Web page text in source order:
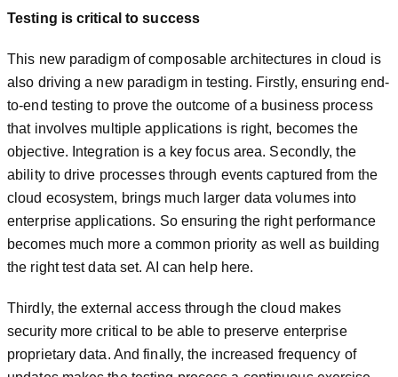
Testing is critical to success
This new paradigm of composable architectures in cloud is
also driving a new paradigm in testing. Firstly, ensuring end-
to-end testing to prove the outcome of a business process
that involves multiple applications is right, becomes the
objective. Integration is a key focus area. Secondly, the
ability to drive processes through events captured from the
cloud ecosystem, brings much larger data volumes into
enterprise applications. So ensuring the right performance
becomes much more a common priority as well as building
the right test data set. AI can help here.
Thirdly, the external access through the cloud makes
security more critical to be able to preserve enterprise
proprietary data. And finally, the increased frequency of